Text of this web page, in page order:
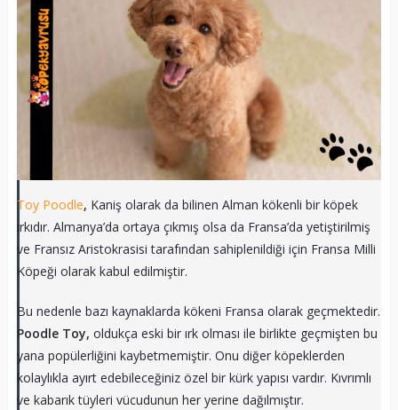
Toy Poodle, Kaniş olarak da bilinen Alman kökenli bir köpek
ırkıdır. Almanya’da ortaya çıkmış olsa da Fransa’da yetiştirilmiş
ve Fransız Aristokrasisi tarafından sahiplenildiği için Fransa Milli
Köpeği olarak kabul edilmiştir.
Bu nedenle bazı kaynaklarda kökeni Fransa olarak geçmektedir.
Poodle Toy, oldukça eski bir ırk olması ile birlikte geçmişten bu
yana popülerliğini kaybetmemiştir. Onu diğer köpeklerden
kolaylıkla ayırt edebileceğiniz özel bir kürk yapısı vardır. Kıvrımlı
ve kabarık tüyleri vücudunun her yerine dağılmıştır.